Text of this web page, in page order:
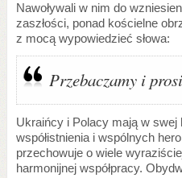
Nawoływali w nim do
zaszłości, ponad kościelne
z mocą wypowiedzieć słowa:
Przebaczamy i
Ukraińcy i Polacy mają w swej
współistnienia i wspólnych
przechowuje o wiele
harmonijnej współpracy.